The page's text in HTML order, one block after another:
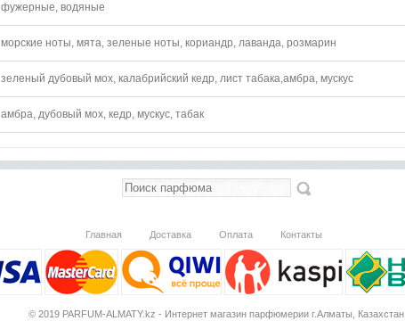
фужерные, водяные
морские ноты, мята, зеленые ноты, кориандр, лаванда, розмарин
зеленый дубовый мох, калабрийский кедр, лист табака,амбра, мускус
амбра, дубовый мох, кедр, мускус, табак
Главная Доставка Оплата Контакты
© 2019 PARFUM-ALMATY.kz - Интернет магазин парфюмерии г.Алматы, Казахстан